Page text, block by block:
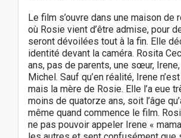
Le film s’ouvre dans une maison de
où Rosie vient d’être admise, pour
seront dévoilées tout à la fin. Elle
identité devant la caméra. Rosita
ans, pas de parents, une sœur,
Michel. Sauf qu’en réalité, Irene
mais la mère de Rosie. Elle l’a eue
moins de quatorze ans, soit l’âge
même quand commence le film.
ne pas pouvoir appeler Irene «